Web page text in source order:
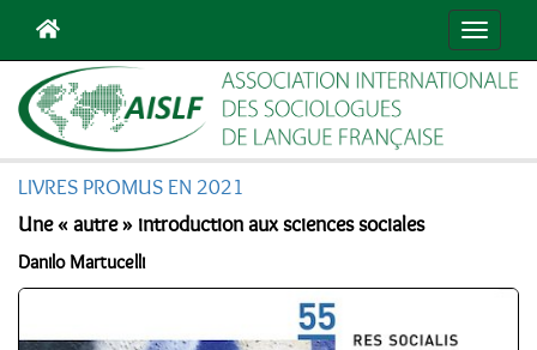
LIVRES PROMUS EN 2021
Une « autre » introduction aux sciences sociales
Danilo Martucelli